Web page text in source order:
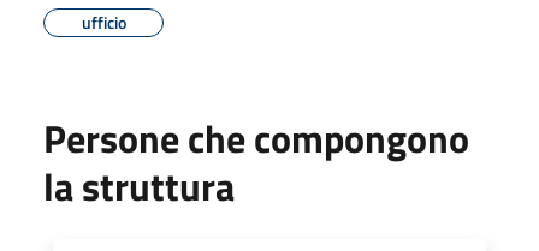
ufficio
Persone che compongono
la struttura